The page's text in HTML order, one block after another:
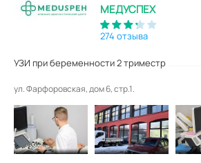
МЕДУСПЕХ
274 отзыва
УЗИ при беременности 2 триместр
ул. Фарфоровская, дом 6, стр.1.